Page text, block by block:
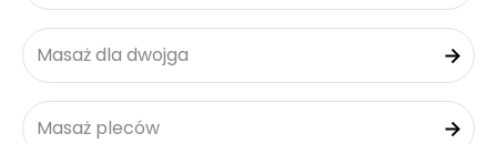
Masaż dla dwojga
Masaż pleców